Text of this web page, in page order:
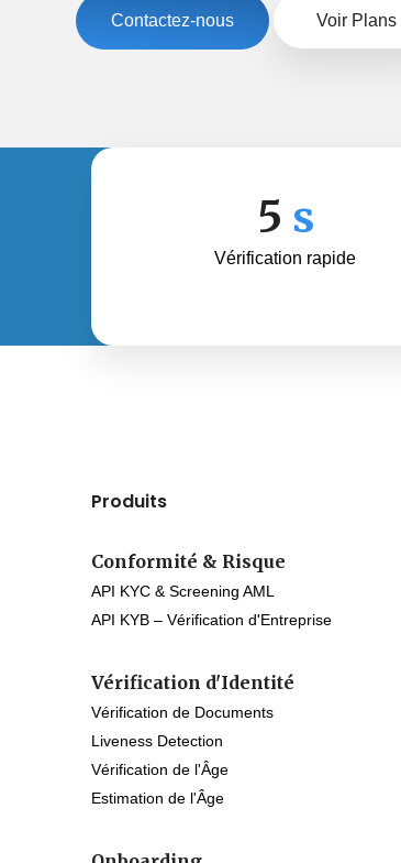
Contactez-nous Voir Plans
5 s
Vérification rapide
Produits
Conformité & Risque
API KYC & Screening AML
API KYB – Vérification d'Entreprise
Vérification d'Identité
Vérification de Documents
Liveness Detection
Vérification de l'Âge
Estimation de l'Âge